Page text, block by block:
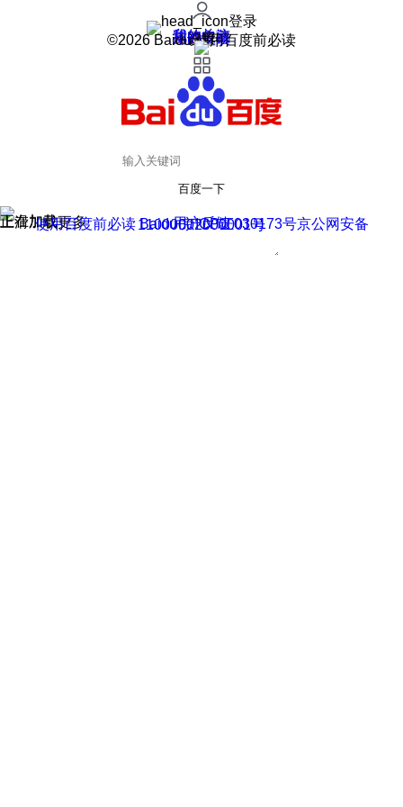
登录
我的关注
我的收藏
皮肤中心
用户反馈
设置
©2026 Baidu 使用百度前必读
百度一下
正在加载
上滑加载更多 用户反馈
使用百度前必读 Baidu 京ICP证030173号
京公网安备11000002000001号